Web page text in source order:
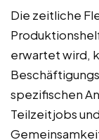
Die zeitliche
erwartet wird,
spezifischen
Teilzeitjobs